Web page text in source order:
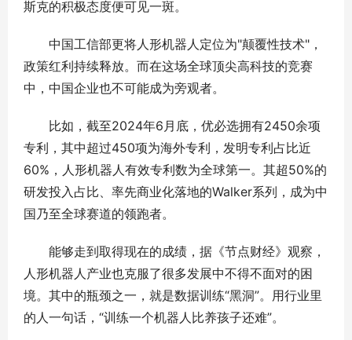
斯克的积极态度便可见一斑。
中国工信部更将人形机器人定位为"颠覆性技术"，
政策红利持续释放。而在这场全球顶尖高科技的竞赛
中，中国企业也不可能成为旁观者。
比如，截至2024年6月底，优必选拥有2450余项
专利，其中超过450项为海外专利，发明专利占比近
60%，人形机器人有效专利数为全球第一。其超50%的
研发投入占比、率先商业化落地的Walker系列，成为中
国乃至全球赛道的领跑者。
能够走到取得现在的成绩，据《节点财经》观察，
人形机器人产业也克服了很多发展中不得不面对的困
境。其中的瓶颈之一，就是数据训练“黑洞”。用行业里
的人一句话，“训练一个机器人比养孩子还难”。